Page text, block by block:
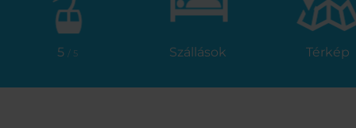
5 / 5 Szállások Térkép